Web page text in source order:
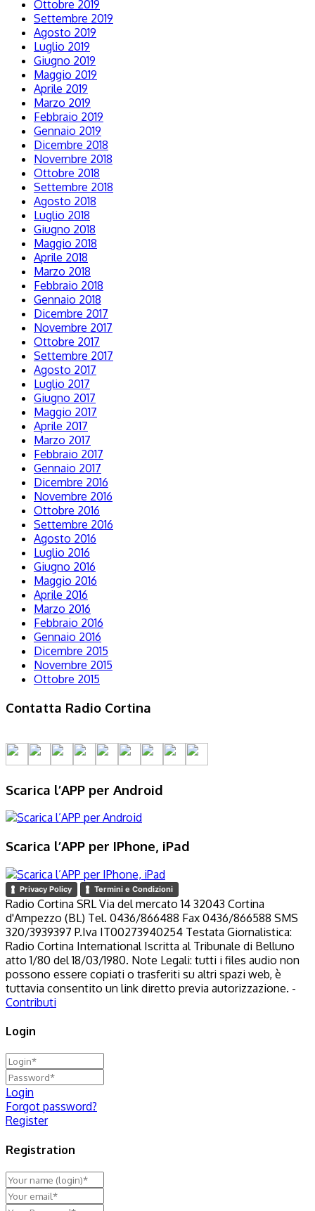
Ottobre 2019
Settembre 2019
Agosto 2019
Luglio 2019
Giugno 2019
Maggio 2019
Aprile 2019
Marzo 2019
Febbraio 2019
Gennaio 2019
Dicembre 2018
Novembre 2018
Ottobre 2018
Settembre 2018
Agosto 2018
Luglio 2018
Giugno 2018
Maggio 2018
Aprile 2018
Marzo 2018
Febbraio 2018
Gennaio 2018
Dicembre 2017
Novembre 2017
Ottobre 2017
Settembre 2017
Agosto 2017
Luglio 2017
Giugno 2017
Maggio 2017
Aprile 2017
Marzo 2017
Febbraio 2017
Gennaio 2017
Dicembre 2016
Novembre 2016
Ottobre 2016
Settembre 2016
Agosto 2016
Luglio 2016
Giugno 2016
Maggio 2016
Aprile 2016
Marzo 2016
Febbraio 2016
Gennaio 2016
Dicembre 2015
Novembre 2015
Ottobre 2015
Contatta Radio Cortina
Scarica l’APP per Android
Scarica l’APP per IPhone, iPad
Privacy Policy Termini e Condizioni
Radio Cortina SRL Via del mercato 14 32043 Cortina
d'Ampezzo (BL) Tel. 0436/866488 Fax 0436/866588 SMS
320/3939397 P.Iva IT00273940254 Testata Giornalistica:
Radio Cortina International Iscritta al Tribunale di Belluno
atto 1/80 del 18/03/1980. Note Legali: tutti i files audio non
possono essere copiati o trasferiti su altri spazi web, è
tuttavia consentito un link diretto previa autorizzazione. -
Contributi
Login
Login
Forgot password?
Register
Registration